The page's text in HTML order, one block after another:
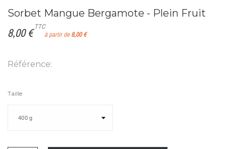
Sorbet Mangue Bergamote - Plein Fruit
8,00 € TTC
à partir de8,00 €
Référence:
Taille